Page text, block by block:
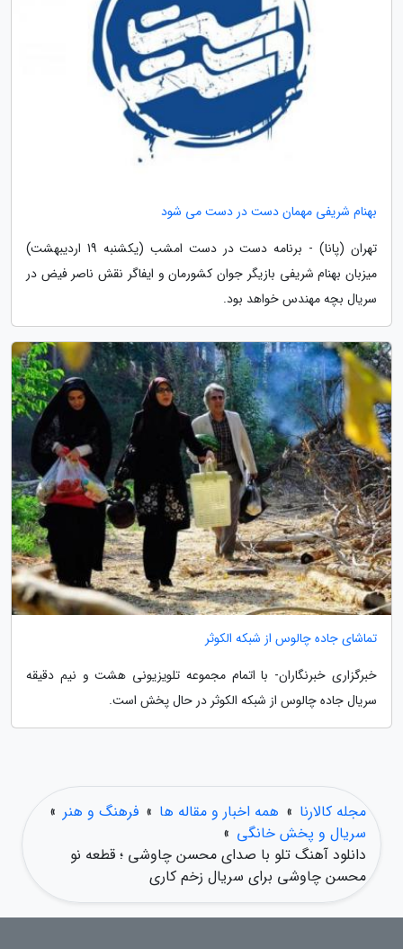
بهنام شریفی مهمان دست در دست می شود
تهران (پانا) - برنامه دست در دست امشب (یکشنبه 19 اردیبهشت)
میزبان بهنام شریفی بازیگر جوان کشورمان و ایفاگر نقش ناصر فیض در
سریال بچه مهندس خواهد بود.
تماشای جاده چالوس از شبکه الکوثر
خبرگزاری خبرنگاران- با اتمام مجموعه تلویزیونی هشت و نیم دقیقه
سریال جاده چالوس از شبکه الکوثر در حال پخش است.
مجله کالارنا » همه اخبار و مقاله ها » فرهنگ و هنر »
سریال و پخش خانگی »
دانلود آهنگ تلو با صدای محسن چاوشی ؛ قطعه نو
محسن چاوشی برای سریال زخم کاری